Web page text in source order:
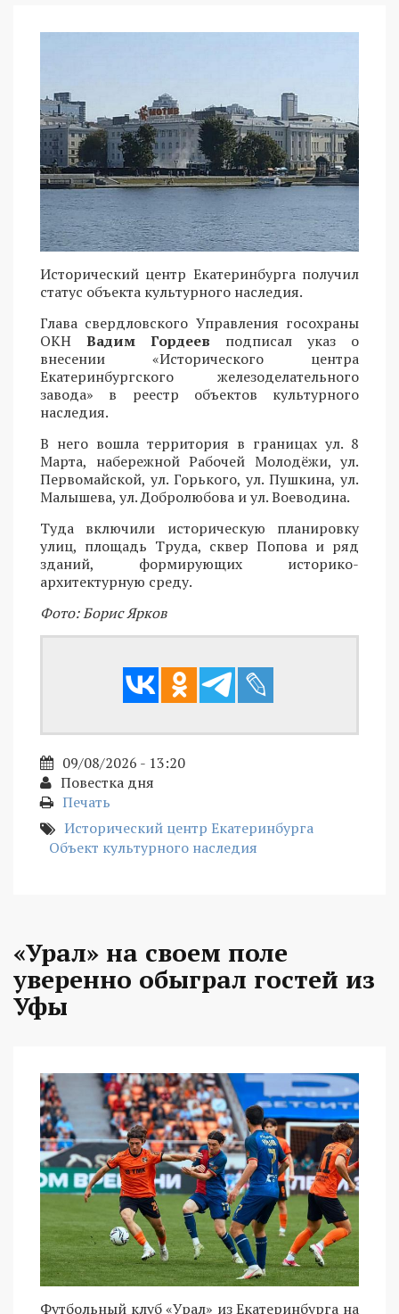
Исторический центр Екатеринбурга получил
статус объекта культурного наследия.
Глава свердловского Управления госохраны
ОКН Вадим Гордеев подписал указ о
внесении «Исторического центра
Екатеринбургского железоделательного
завода» в реестр объектов культурного
наследия.
В него вошла территория в границах ул. 8
Марта, набережной Рабочей Молодёжи, ул.
Первомайской, ул. Горького, ул. Пушкина, ул.
Малышева, ул. Добролюбова и ул. Воеводина.
Туда включили историческую планировку
улиц, площадь Труда, сквер Попова и ряд
зданий, формирующих историко-
архитектурную среду.
Фото: Борис Ярков
09/08/2026 - 13:20
Повестка дня
Печать
Исторический центр Екатеринбурга
Объект культурного наследия
«Урал» на своем поле
уверенно обыграл гостей из
Уфы
Футбольный клуб «Урал» из Екатеринбурга на